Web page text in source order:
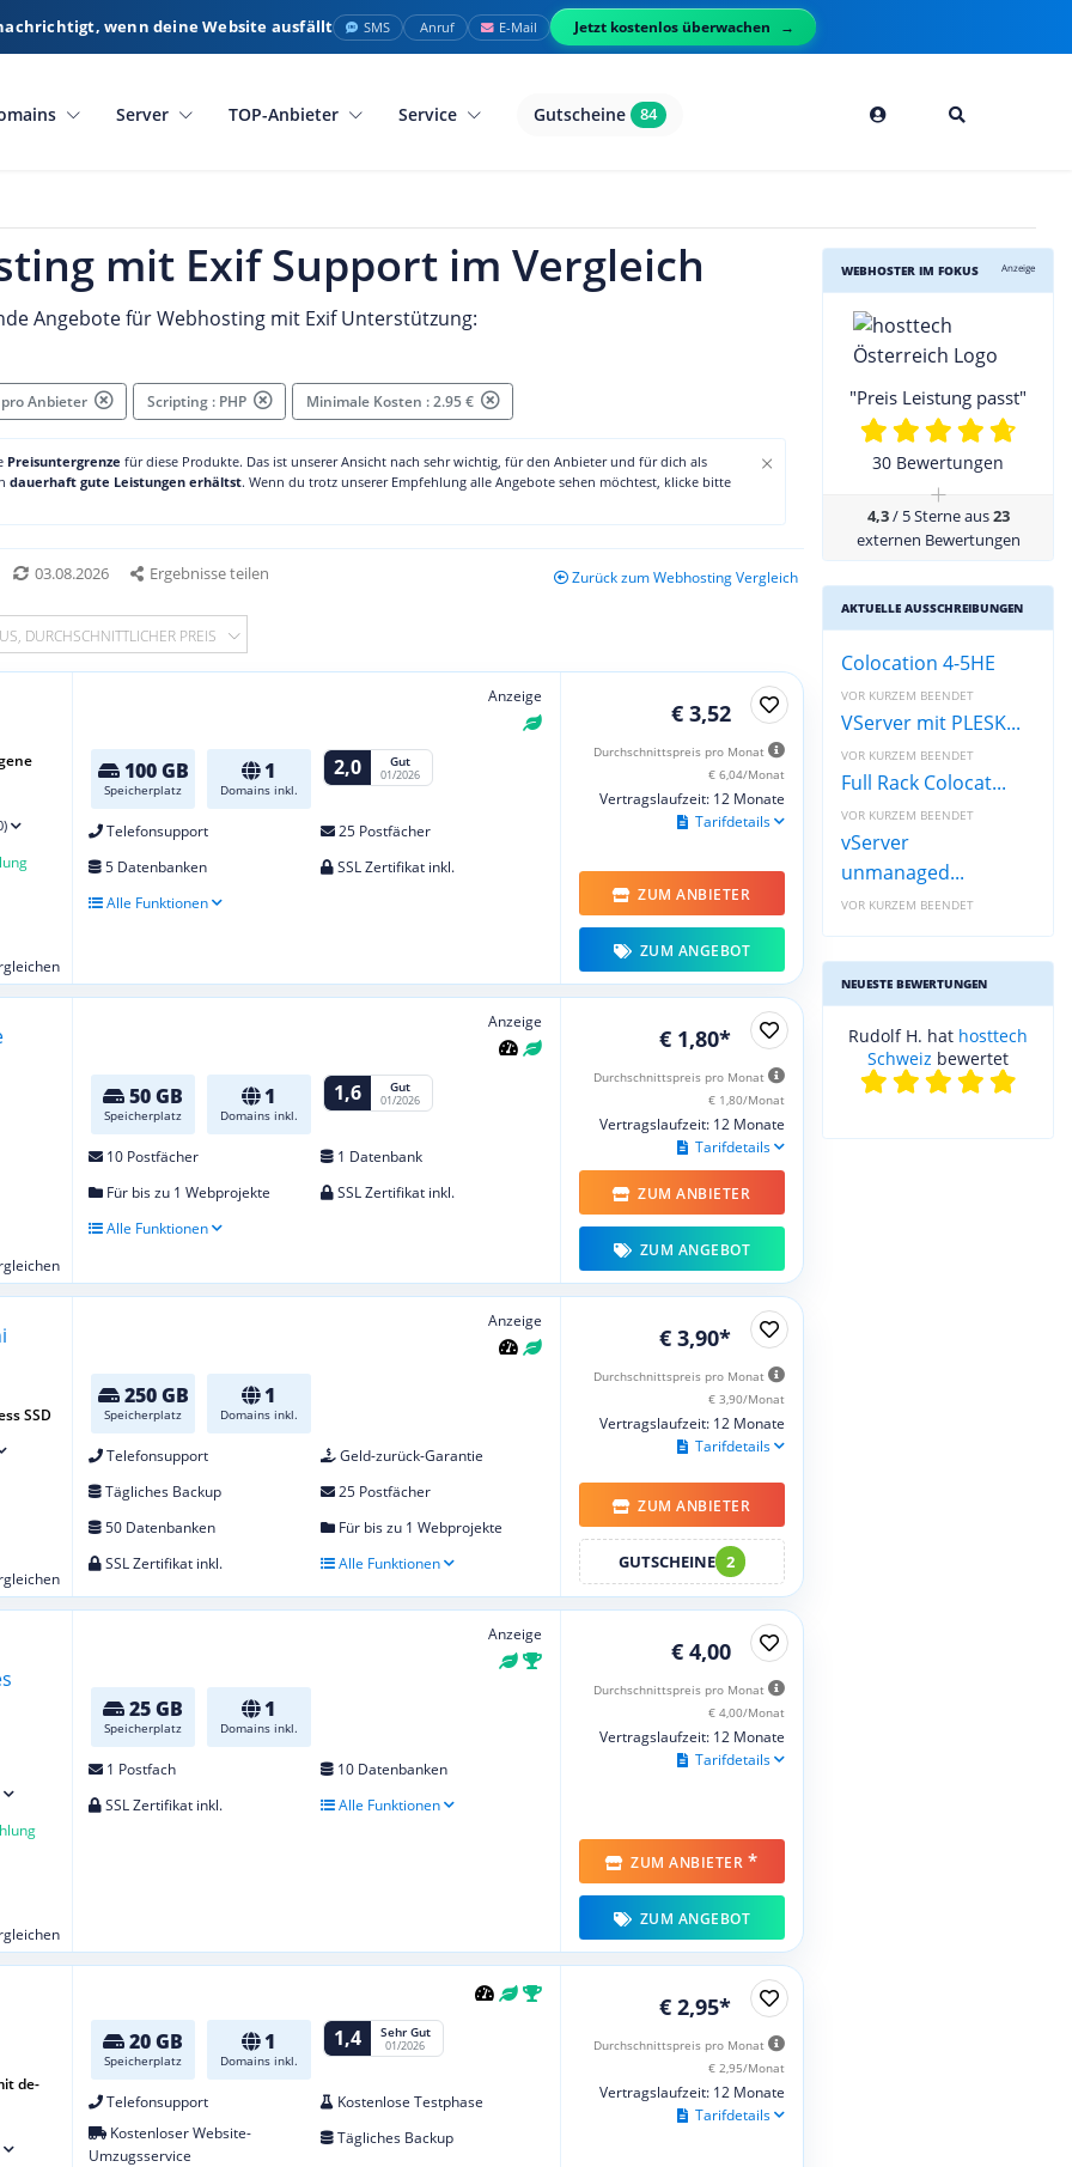
wenn deine Website ausfällt SMS Anruf E-Mail Jetzt kostenlos überwachen
Server TOP-Anbieter Service Gutscheine 84
mit Exif Support im Vergleich
Angebote für Webhosting mit Exif Unterstützung:
Anbieter Scripting : PHP Minimale Kosten : 2.95 €
×
Preisuntergrenze für diese Produkte. Das ist unserer Ansicht nach sehr wichtig, für den Anbieter und für dich als
dauerhaft gute Leistungen erhältst. Wenn du trotz unserer Empfehlung alle Angebote sehen möchtest, klicke bitte
03.08.2026 Ergebnisse teilen Zurück zum Webhosting Vergleich
DURCHSCHNITTLICHER PREIS
Anzeige
100 GB
Speicherplatz
1
Domains inkl.
2,0 Gut
01/2026
Telefonsupport
25 Postfächer
5 Datenbanken
SSL Zertifikat inkl.
Alle Funktionen
€ 3,52
Durchschnittspreis pro Monat
€ 6,04/Monat
Vertragslaufzeit: 12 Monate
Tarifdetails
ZUM ANBIETER
ZUM ANGEBOT
Anzeige
50 GB
Speicherplatz
1
Domains inkl.
1,6 Gut
01/2026
10 Postfächer
1 Datenbank
Für bis zu 1 Webprojekte
SSL Zertifikat inkl.
Alle Funktionen
€ 1,80*
Durchschnittspreis pro Monat
€ 1,80/Monat
Vertragslaufzeit: 12 Monate
Tarifdetails
ZUM ANBIETER
ZUM ANGEBOT
Anzeige
250 GB
Speicherplatz
1
Domains inkl.
Telefonsupport
Geld-zurück-Garantie
Tägliches Backup
25 Postfächer
50 Datenbanken
Für bis zu 1 Webprojekte
SSL Zertifikat inkl.
Alle Funktionen
SSD
€ 3,90*
Durchschnittspreis pro Monat
€ 3,90/Monat
Vertragslaufzeit: 12 Monate
Tarifdetails
ZUM ANBIETER
GUTSCHEINE 2
Anzeige
25 GB
Speicherplatz
1
Domains inkl.
1 Postfach
10 Datenbanken
SSL Zertifikat inkl.
Alle Funktionen
€ 4,00
Durchschnittspreis pro Monat
€ 4,00/Monat
Vertragslaufzeit: 12 Monate
Tarifdetails
ZUM ANBIETER *
ZUM ANGEBOT
20 GB
Speicherplatz
1
Domains inkl.
1,4 Sehr Gut
01/2026
Telefonsupport
Kostenlose Testphase
Kostenloser Website-
Umzugsservice
Tägliches Backup
de-
€ 2,95*
Durchschnittspreis pro Monat
€ 2,95/Monat
Vertragslaufzeit: 12 Monate
Tarifdetails
WEBHOSTER IM FOKUS Anzeige
"Preis Leistung passt"
30 Bewertungen
+
4,3/ 5 Sterne aus23
externen Bewertungen
AKTUELLE AUSSCHREIBUNGEN
Colocation 4-5HE
VOR KURZEM BEENDET
VServer mit PLESK...
VOR KURZEM BEENDET
Full Rack Colocat...
VOR KURZEM BEENDET
vServer
unmanaged...
VOR KURZEM BEENDET
NEUESTE BEWERTUNGEN
Rudolf H. hat hosttech
Schweiz bewertet